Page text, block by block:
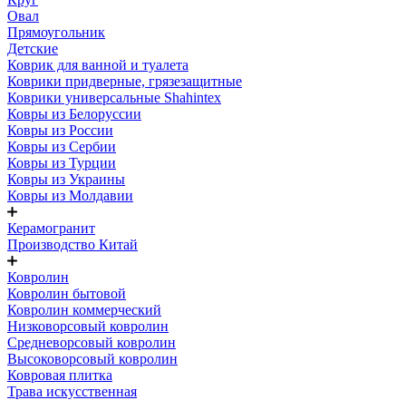
Овал
Прямоугольник
Детские
Коврик для ванной и туалета
Коврики придверные, грязезащитные
Коврики универсальные Shahintex
Ковры из Белоруссии
Ковры из России
Ковры из Сербии
Ковры из Турции
Ковры из Украины
Ковры из Молдавии
Керамогранит
Производство Китай
Ковролин
Ковролин бытовой
Ковролин коммерческий
Низковорсовый ковролин
Средневорсовый ковролин
Высоковорсовый ковролин
Ковровая плитка
Трава искусственная